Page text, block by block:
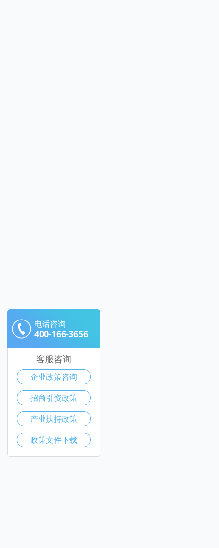
电话咨询
400-166-3656
客服咨询
企业政策咨询
招商引资政策
产业扶持政策
政策文件下载